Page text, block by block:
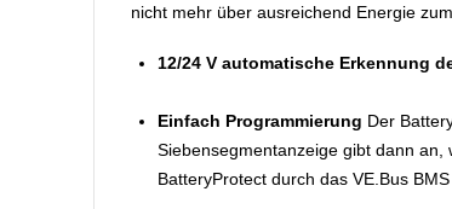
nicht mehr über ausreichend Energie
12/24 V automatische Erkennung
Einfach Programmierung Der
Siebensegmentanzeige gibt dann
BatteryProtect durch das VE.Bus BMS